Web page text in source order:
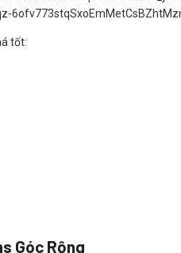
tốt:
Góc Rộng